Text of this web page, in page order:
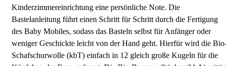
Kinderzimmereinrichtung eine persönliche Note. Die
Bastelanleitung führt einen Schritt für Schritt durch die Fertigung
des Baby Mobiles, sodass das Basteln selbst für Anfänger oder
weniger Geschickte leicht von der Hand geht. Hierfür wird die
Schafschurwolle (kbT) einfach in 12 gleich große Kugeln für die